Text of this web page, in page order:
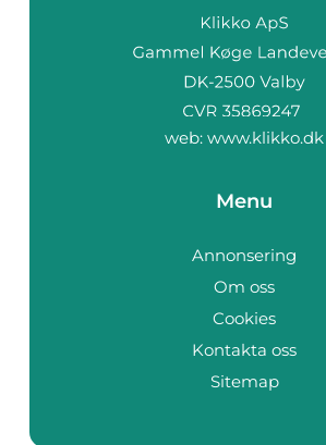
web: www.klikko.dk
Menu
Annonsering
Om oss
Cookies
Kontakta oss
Sitemap